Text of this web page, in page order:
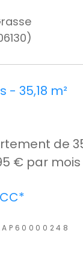
- 35,18 m²
de
€ par mois
CC*